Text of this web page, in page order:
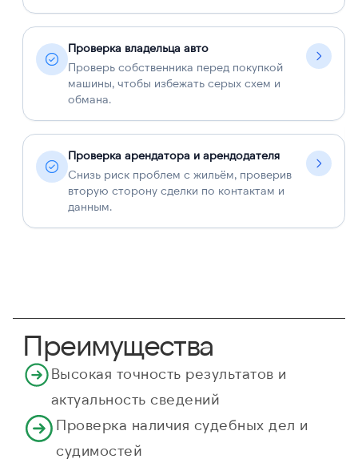
Проверка владельца авто
Проверь собственника перед покупкой
машины, чтобы избежать серых схем и
обмана.
Проверка арендатора и арендодателя
Снизь риск проблем с жильём, проверив
вторую сторону сделки по контактам и
данным.
Преимущества
Высокая точность результатов и
актуальность сведений
Проверка наличия судебных дел и
судимостей